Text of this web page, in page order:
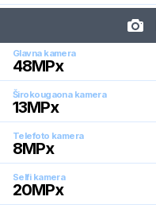
Glavna kamera
48MPx
Širokougaona kamera
13MPx
Telefoto kamera
8MPx
Selfi kamera
20MPx